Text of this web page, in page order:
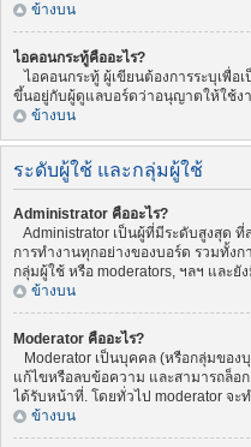
ข้างบน
ไอคอนกระทู้คืออะไร?
ไอคอนกระทู้ ผู้เขียนต้องการระบุเพื่
ขึ้นอยู่กับผู้ดูแลบอร์ดว่าอนุญาตให้ใช้ง
ข้างบน
ระดับผู้ใช้ และกลุ่มผู้ใช้
Administrator คืออะไร?
Administrator เป็นผู้ที่มีระดับสูงสุด
การทำงานทุกอย่างของบอร์ด รวมทั้ง
กลุ่มผู้ใช้ หรือ moderators, ฯลฯ และยั
ข้างบน
Moderator คืออะไร?
Moderator เป็นบุคคล (หรือกลุ่มขอ
แก้ไขหรือลบข้อความ และสามารถล็อ
ได้รับหน้าที่. โดยทั่วไป moderator จ
ข้างบน